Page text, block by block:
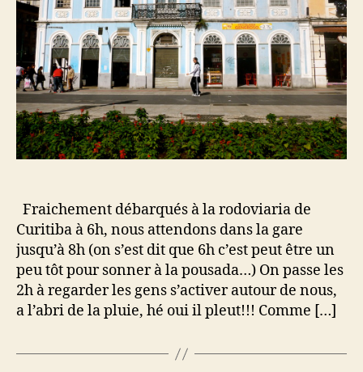
Fraichement débarqués à la rodoviaria de
Curitiba à 6h, nous attendons dans la gare
jusqu’à 8h (on s’est dit que 6h c’est peut être un
peu tôt pour sonner à la pousada…) On passe les
2h à regarder les gens s’activer autour de nous,
a l’abri de la pluie, hé oui il pleut!!! Comme […]